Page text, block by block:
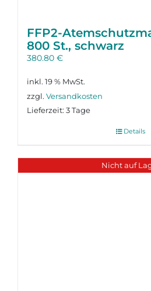
FFP2-
800 St., schwarz
380.80 €
inkl. 19 % MwSt.
zzgl. Versandkosten
Lieferzeit: 3 Tage
Details
Nicht auf